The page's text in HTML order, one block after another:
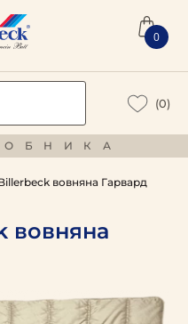
0
(0)
вовняна Гарвард
вовняна